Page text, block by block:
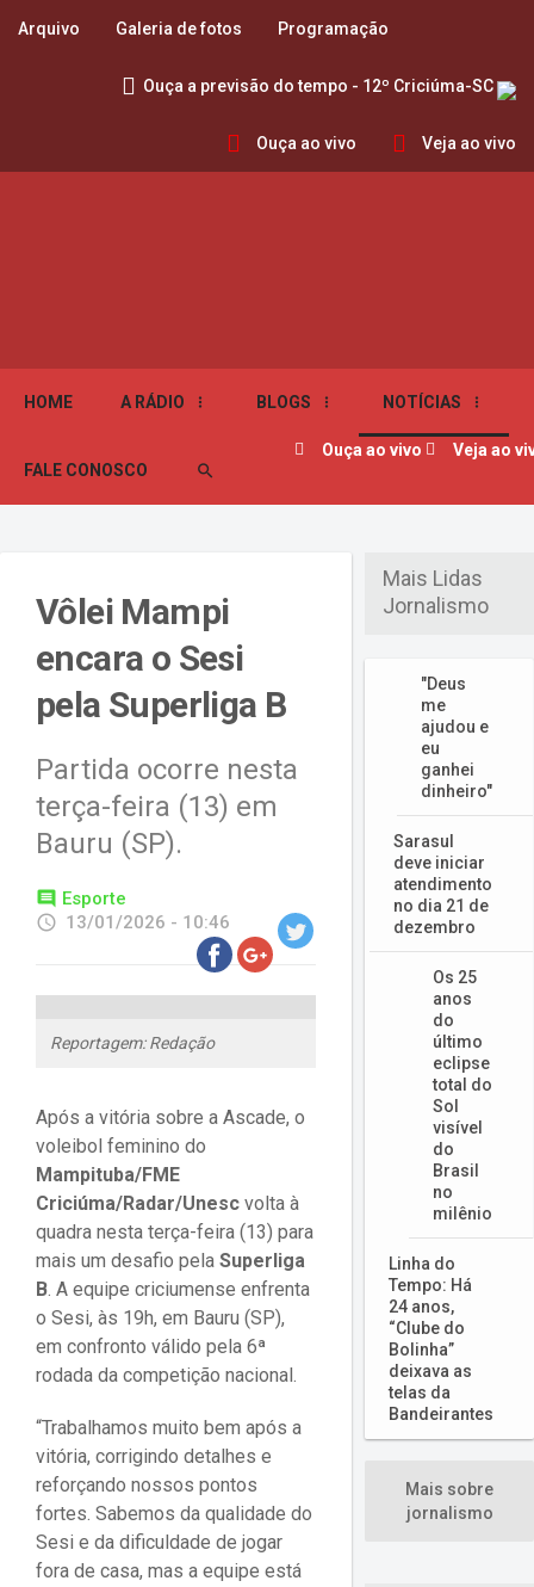
Arquivo Galeria de fotos Programação
Ouça a previsão do tempo - 12º Criciúma-SC
Ouça ao vivo Veja ao vivo
HOME A RÁDIO BLOGS NOTÍCIAS
FALE CONOSCO search
Ouça ao vivo Veja ao
Vôlei Mampi
encara o Sesi
pela Superliga B
Partida ocorre nesta
terça-feira (13) em
Bauru (SP).
comment Esporte
access_time 13/01/2026 - 10:46
Reportagem: Redação
Após a vitória sobre a Ascade, o
voleibol feminino do
Mampituba/FME
Criciúma/Radar/Unesc volta à
quadra nesta terça-feira (13) para
mais um desafio pela Superliga
B. A equipe criciumense enfrenta
o Sesi, às 19h, em Bauru (SP),
em confronto válido pela 6ª
rodada da competição nacional.
“Trabalhamos muito bem após a
vitória, corrigindo detalhes e
reforçando nossos pontos
fortes. Sabemos da qualidade do
Sesi e da dificuldade de jogar
fora de casa, mas a equipe está
Mais Lidas
Jornalismo
"Deus
me
ajudou e
eu
ganhei
dinheiro"
Sarasul
deve iniciar
atendimento
no dia 21 de
dezembro
Os 25
anos
do
último
eclipse
total do
Sol
visível
do
Brasil
no
milênio
Linha do
Tempo: Há
24 anos,
“Clube do
Bolinha”
deixava as
telas da
Bandeirantes
Mais sobre
jornalismo